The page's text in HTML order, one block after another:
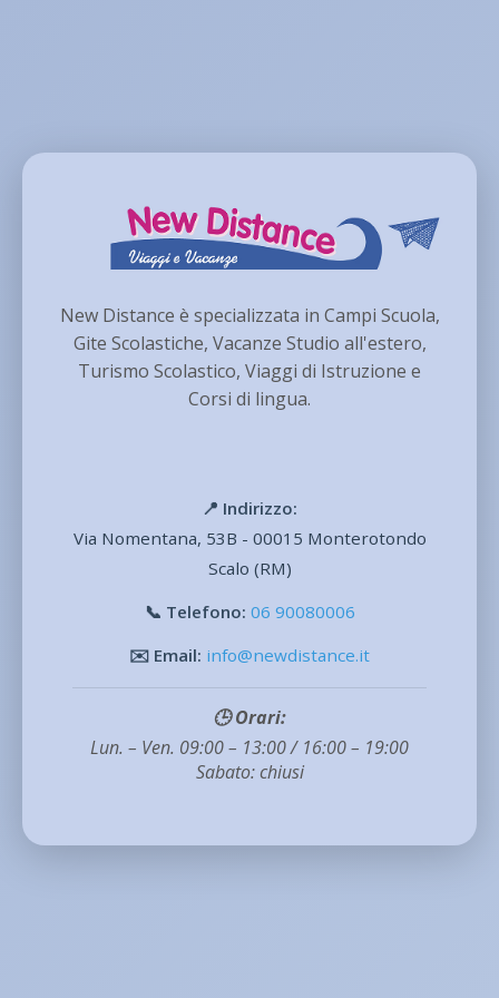
New Distance è specializzata in Campi Scuola,
Gite Scolastiche, Vacanze Studio all'estero,
Turismo Scolastico, Viaggi di Istruzione e
Corsi di lingua.
📍 Indirizzo:
Via Nomentana, 53B - 00015 Monterotondo
Scalo (RM)
📞 Telefono: 06 90080006
✉️ Email: info@newdistance.it
🕒 Orari:
Lun. – Ven. 09:00 – 13:00 / 16:00 – 19:00
Sabato: chiusi